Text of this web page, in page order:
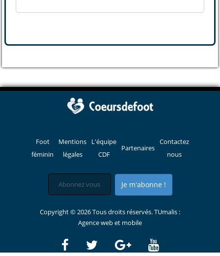
Foot
féminin
Mentions
légales
L'équipe
CDF
Partenaires
Contactez
nous
Je m'abonne !
Copyright © 2026 Tous droits réservés. TUmalis :
Agence web et mobile